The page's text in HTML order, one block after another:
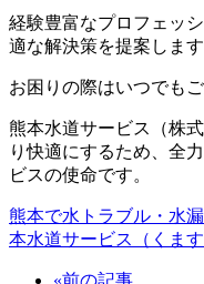
経験豊富なプロフェッ
適な解決策を提案します
お困りの際はいつでも
熊本水道サービス（株
り快適にするため、全
ビスの使命です。
熊本で水トラブル・水
本水道サービス（くます